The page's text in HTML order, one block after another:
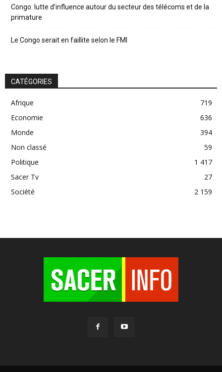
Congo: lutte d’influence autour du secteur des télécoms et de la
primature
Le Congo serait en faillite selon le FMI
CATÉGORIES
Afrique
719
Economie
636
Monde
394
Non classé
59
Politique
1 417
Sacer Tv
27
Société
2 159